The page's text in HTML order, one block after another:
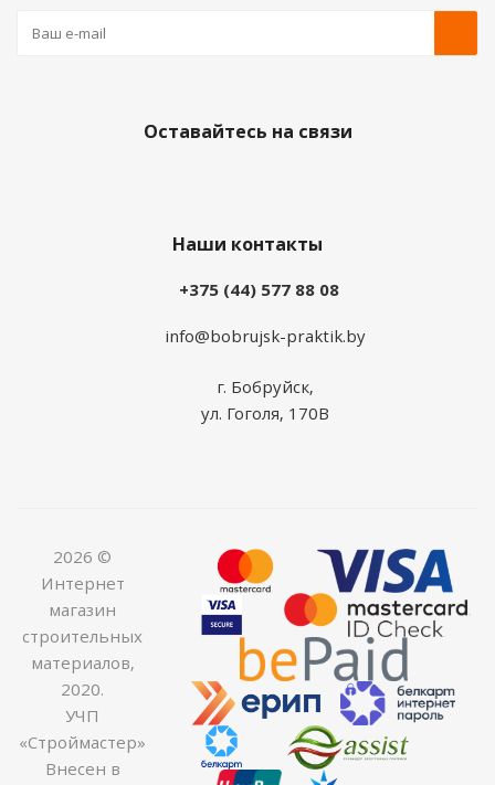
Оставайтесь на связи
Наши контакты
+375 (44) 577 88 08
info@bobrujsk-praktik.by
г. Бобруйск,
ул. Гоголя, 170В
2026 ©
Интернет
магазин
строительных
материалов,
2020.
УЧП
«Строймастер»
Внесен в